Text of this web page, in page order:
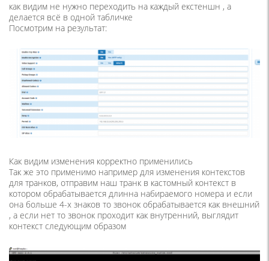
как видим не нужно переходить на каждый екстеншн , а
делается всё в одной табличке
Посмотрим на результат:
Как видим изменения корректно применились
Так же это применимо например для изменения контекстов
для транков, отправим наш транк в кастомный контекст в
котором обрабатывается длинна набираемого номера и если
она больше 4-х знаков то звонок обрабатывается как внешний
, а если нет то звонок проходит как внутренний, выглядит
контекст следующим образом